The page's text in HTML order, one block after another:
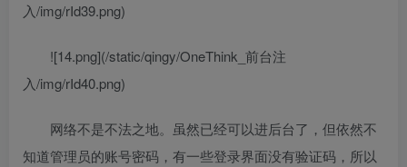
入/img/rId39.png)
![14.png](/static/qingy/OneThink_前台注
入/img/rId40.png)
网络不是不法之地。虽然已经可以进后台了，但依然不
知道管理员的账号密码，有一些登录界面没有验证码，所以